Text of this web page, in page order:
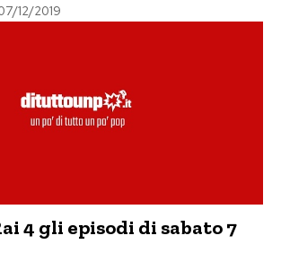
12/2019
4 gli episodi di sabato 7